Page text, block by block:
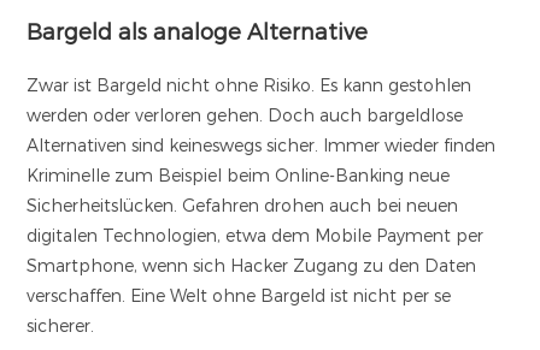
Bargeld als analoge Alternative
Zwar ist Bargeld nicht ohne Risiko. Es kann gestohlen
werden oder verloren gehen. Doch auch bargeldlose
Alternativen sind keineswegs sicher. Immer wieder finden
Kriminelle zum Beispiel beim Online-Banking neue
Sicherheitslücken. Gefahren drohen auch bei neuen
digitalen Technologien, etwa dem Mobile Payment per
Smartphone, wenn sich Hacker Zugang zu den Daten
verschaffen. Eine Welt ohne Bargeld ist nicht per se
sicherer.